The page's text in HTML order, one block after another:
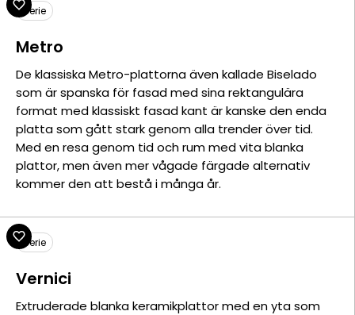
Serie
Metro
De klassiska Metro-plattorna även kallade Biselado
som är spanska för fasad med sina rektangulära
format med klassiskt fasad kant är kanske den enda
platta som gått stark genom alla trender över tid.
Med en resa genom tid och rum med vita blanka
plattor, men även mer vågade färgade alternativ
kommer den att bestå i många år.
Serie
Vernici
Extruderade blanka keramikplattor med en yta som